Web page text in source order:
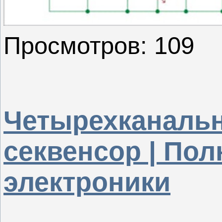
Просмотров: 109
секвенсор |
электроники